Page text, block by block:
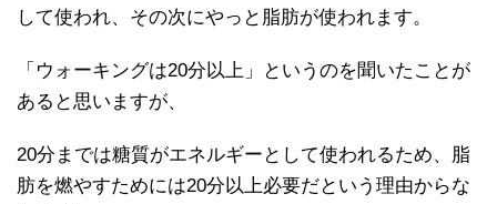
して使われ、その次にやっと脂肪が使われます。
「ウォーキングは20分以上」というのを聞いたことが
あると思いますが、
20分までは糖質がエネルギーとして使われるため、脂
肪を燃やすためには20分以上必要だという理由からな